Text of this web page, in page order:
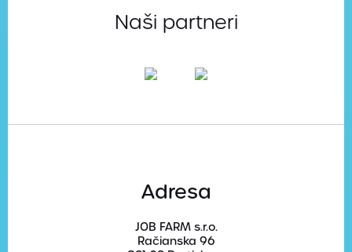
Naši partneri
Adresa
JOB FARM s.r.o.
Račianska 96